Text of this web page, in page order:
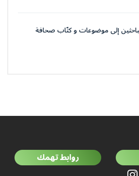
الباحثين إلى موضوعات و كتّاب صحافة
روابط تهمك